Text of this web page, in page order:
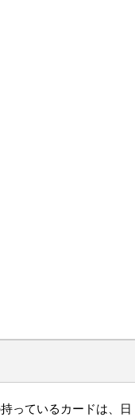
っているカードは、日